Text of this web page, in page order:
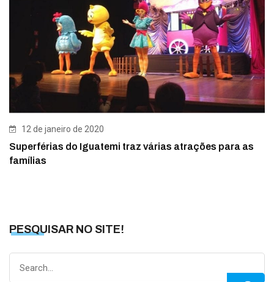
12 de janeiro de 2020
Superférias do Iguatemi traz várias atrações para as
famílias
PESQUISAR NO SITE!